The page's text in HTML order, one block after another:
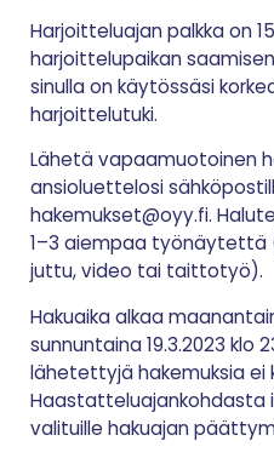
Harjoitteluajan palkka on
harjoittelupaikan
sinulla on käytössäsi
harjoittelutuki.
Lähetä vapaamuotoinen
ansioluettelosi
hakemukset@oyy.fi.
1–3 aiempaa työnäytettä
juttu, video tai taittotyö).
Hakuaika alkaa
sunnuntaina 19.3.2023 klo
lähetettyjä hakemuksia ei
valituille hakuajan